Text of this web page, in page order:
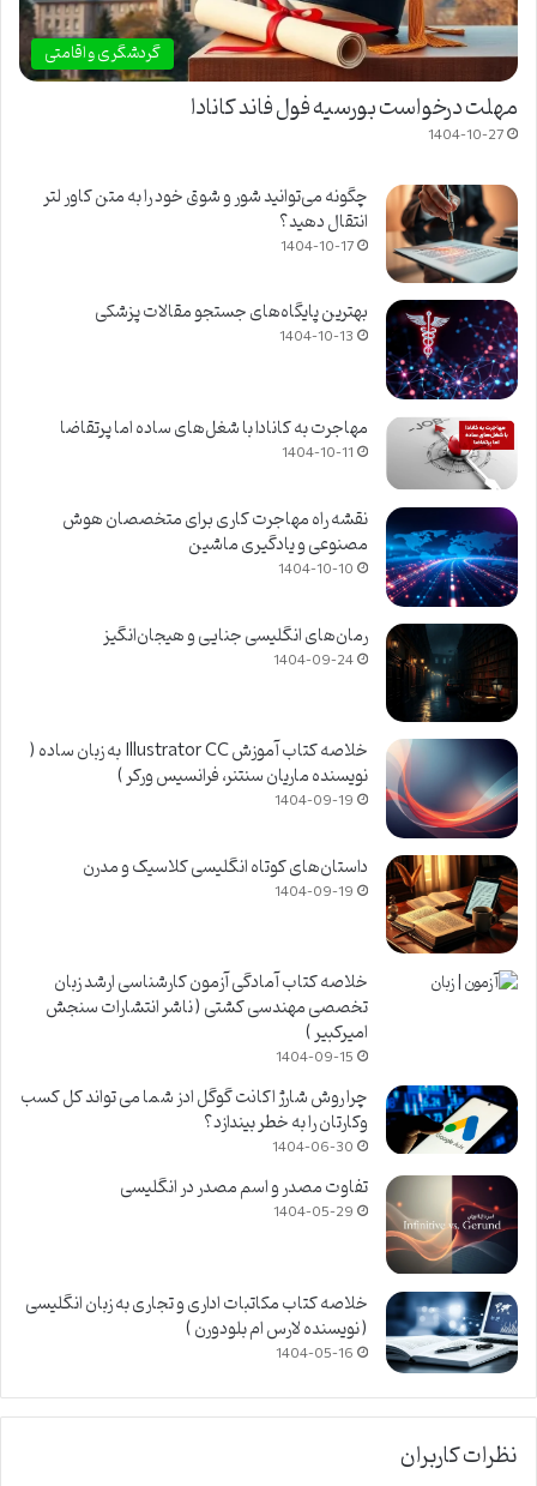
گردشگری و اقامتی
مهلت درخواست بورسیه فول فاند کانادا
1404-10-27
چگونه می‌توانید شور و شوق خود را به متن کاور لتر
انتقال دهید؟
1404-10-17
بهترین پایگاه‌های جستجو مقالات پزشکی
1404-10-13
مهاجرت به کانادا با شغل‌های ساده اما پرتقاضا
1404-10-11
نقشه راه مهاجرت کاری برای متخصصان هوش
مصنوعی و یادگیری ماشین
1404-10-10
رمان‌های انگلیسی جنایی و هیجان‌انگیز
1404-09-24
خلاصه کتاب آموزش Illustrator CC به زبان ساده (
نویسنده ماریان سنتنر، فرانسیس ورکر )
1404-09-19
داستان‌های کوتاه انگلیسی کلاسیک و مدرن
1404-09-19
خلاصه کتاب آمادگی آزمون کارشناسی ارشد زبان
تخصصی مهندسی کشتی ( ناشر انتشارات سنجش
امیرکبیر )
1404-09-15
چرا روش شارژ اکانت گوگل ادز شما می تواند کل کسب
وکارتان را به خطر بیندازد؟
1404-06-30
تفاوت مصدر و اسم مصدر در انگلیسی
1404-05-29
خلاصه کتاب مکاتبات اداری و تجاری به زبان انگلیسی
( نویسنده لارس ام بلودورن )
1404-05-16
نظرات کاربران